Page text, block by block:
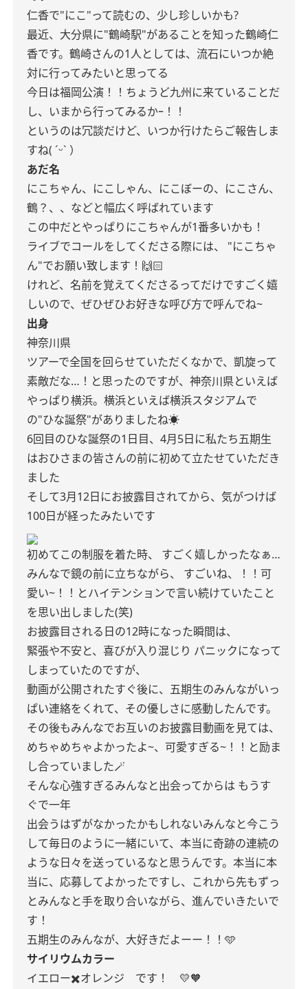
仁香で"にこ"って読むの、少し珍しいかも?
最近、大分県に"鶴崎駅"があることを知った鶴崎仁
香です。鶴崎さんの1人としては、流石にいつか絶
対に行ってみたいと思ってる
今日は福岡公演！！ちょうど九州に来ていることだ
し、いまから行ってみるかｰ！！
というのは冗談だけど、いつか行けたらご報告しま
すね( ˊᵕˋ ）
あだ名
にこちゃん、にこしゃん、にこぼーの、にこさん、
鶴？、、などと幅広く呼ばれています
この中だとやっぱりにこちゃんが1番多いかも！
ライブでコールをしてくださる際には、
"にこちゃ
ん"でお願い致します！🙌🏻
けれど、名前を覚えてくださるってだけですごく嬉
しいので、ぜひぜひお好きな呼び方で呼んでね~
出身
神奈川県
ツアーで全国を回らせていただくなかで、凱旋って
素敵だな…！と思ったのですが、神奈川県といえば
やっぱり横浜。横浜といえば横浜スタジアムで
の"ひな誕祭"がありましたね☀️
6回目のひな誕祭の1日目、4月5日に私たち五期生
はおひさまの皆さんの前に初めて立たせていただき
ました
そして3月12日にお披露目されてから、気がつけば
100日が経ったみたいです
初めてこの制服を着た時、
すごく嬉しかったなぁ…
みんなで鏡の前に立ちながら、
すごいね、！！可
愛い~！！とハイテンションで言い続けていたこと
を思い出しました(笑)
お披露目される日の12時になった瞬間は、
緊張や不安と、喜びが入り混じり パニックになって
しまっていたのですが、
動画が公開されたすぐ後に、五期生のみんながいっ
ぱい連絡をくれて、その優しさに感動したんです。
その後もみんなでお互いのお披露目動画を見ては、
めちゃめちゃよかったよ~、可愛すぎる~！！と励ま
し合っていました🪄
そんな心強すぎるみんなと出会ってからは もうす
ぐで一年
出会うはずがなかったかもしれないみんなと今こう
して毎日のように一緒にいて、本当に奇跡の連続の
ような日々を送っているなと思うんです。本当に本
当に、応募してよかったですし、これから先もずっ
とみんなと手を取り合いながら、進んでいきたいで
す！
五期生のみんなが、大好きだよーー！！🩵
サイリウムカラー
イエロー✖️オレンジ です！ 💛🧡